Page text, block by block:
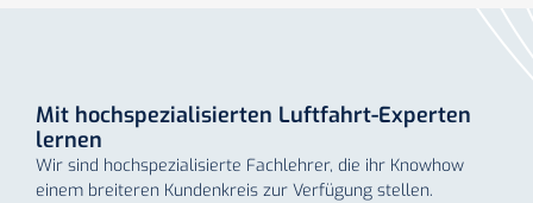
Mit hochspezialisierten Luftfahrt-Experten
lernen
Wir sind hochspezialisierte Fachlehrer, die ihr Knowhow
einem breiteren Kundenkreis zur Verfügung stellen.